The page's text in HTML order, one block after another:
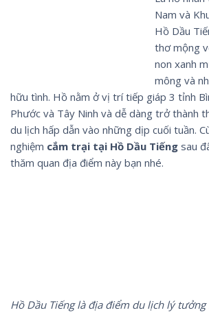
Nam và
Hồ Dầu
thơ mộng
non xanh
mông và
hữu tình. Hồ nằm ở vị trí tiếp giáp 3 tỉnh
Phước và Tây Ninh và dễ dàng trở thành
du lịch hấp dẫn vào những dịp cuối tuần.
nghiệm cắm trại tại Hồ Dầu Tiếng sau
thăm quan địa điểm này bạn nhé.
Hồ Dầu Tiếng là địa điểm du lịch lý